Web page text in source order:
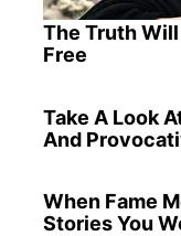
The Truth
Free
Take A Look
And
When Fame
Stories You